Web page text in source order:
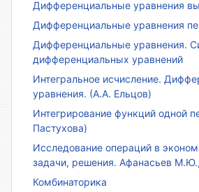
Дифференциальные уравнения
Дифференциальные уравнения
Дифференциальные уравнения.
дифференциальных уравнений
Интегральное исчисление.
уравнения. (А.А. Ельцов)
Интегрирование функций одной
Пастухова)
Исследование операций в
задачи, решения. Афанасьев
Комбинаторика